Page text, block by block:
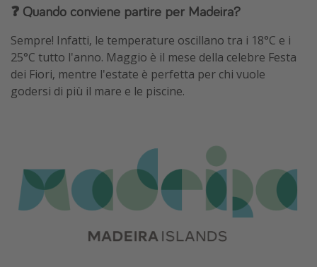
❓ Quando conviene partire per Madeira?
Sempre! Infatti, le temperature oscillano tra i 18°C e i
25°C tutto l'anno. Maggio è il mese della celebre Festa
dei Fiori, mentre l'estate è perfetta per chi vuole
godersi di più il mare e le piscine.